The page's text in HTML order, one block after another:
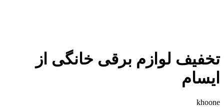
تخفیف لوازم برقی خانگی از
ایسام
khoone